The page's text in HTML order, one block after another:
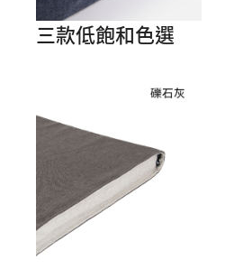
三款低飽和色選